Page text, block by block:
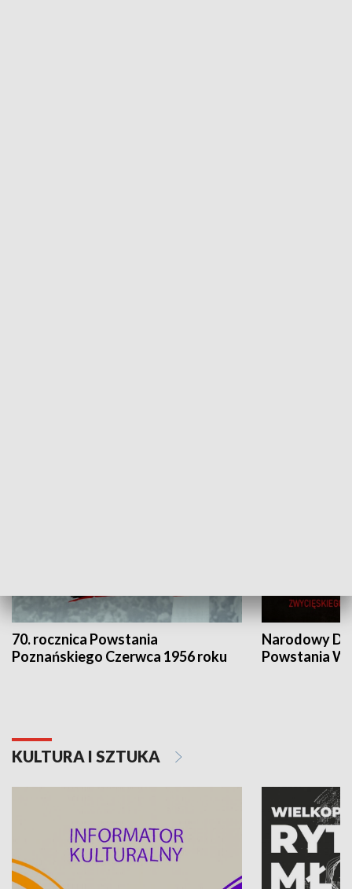
70. rocznica Powstania
Poznańskiego Czerwca 1956 roku
Narodowy
Powstania
KULTURA I SZTUKA